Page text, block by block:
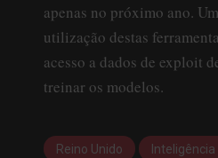
apenas no próximo ano.
utilização destas
acesso a dados de exploit
treinar os modelos.
Reino Unido